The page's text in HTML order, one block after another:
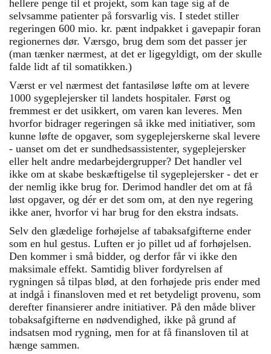
hellere penge til et projekt, som kan tage sig af de
selvsamme patienter på forsvarlig vis. I stedet stiller
regeringen 600 mio. kr. pænt indpakket i gavepapir foran
regionernes dør. Værsgo, brug dem som det passer jer
(man tænker nærmest, at det er ligegyldigt, om der skulle
falde lidt af til somatikken.)
Værst er vel nærmest det fantasiløse løfte om at levere
1000 sygeplejersker til landets hospitaler. Først og
fremmest er det usikkert, om varen kan leveres. Men
hvorfor bidrager regeringen så ikke med initiativer, som
kunne løfte de opgaver, som sygeplejerskerne skal levere
- uanset om det er sundhedsassistenter, sygeplejersker
eller helt andre medarbejdergrupper? Det handler vel
ikke om at skabe beskæftigelse til sygeplejersker - det er
der nemlig ikke brug for. Derimod handler det om at få
løst opgaver, og dér er det som om, at den nye regering
ikke aner, hvorfor vi har brug for den ekstra indsats.
Selv den glædelige forhøjelse af tabaksafgifterne ender
som en hul gestus. Luften er jo pillet ud af forhøjelsen.
Den kommer i små bidder, og derfor får vi ikke den
maksimale effekt. Samtidig bliver fordyrelsen af
rygningen så tilpas blød, at den forhøjede pris ender med
at indgå i finansloven med et ret betydeligt provenu, som
derefter finansierer andre initiativer. På den måde bliver
tobaksafgifterne en nødvendighed, ikke på grund af
indsatsen mod rygning, men for at få finansloven til at
hænge sammen.